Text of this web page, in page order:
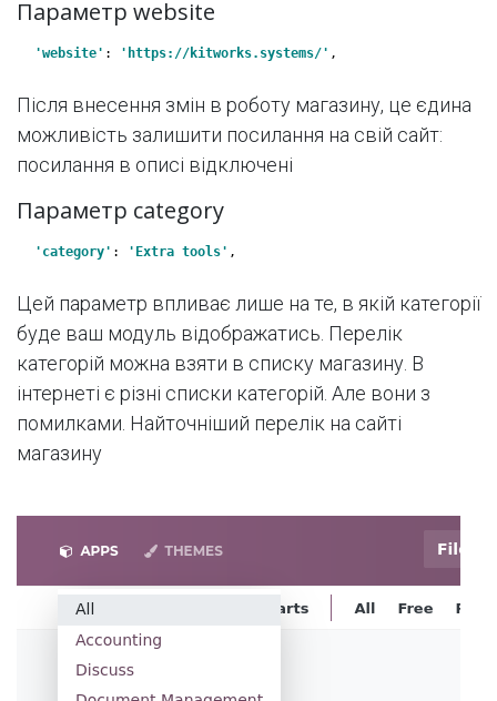
Параметр website
'website' : 'https://kitworks.systems/' ,
Після внесення змін в роботу магазину, це єдина
можливість залишити посилання на свій сайт:
посилання в описі відключені
Параметр category
'category' : 'Extra tools' ,
Цей параметр впливає лише на те, в якій категорії
буде ваш модуль відображатись. Перелік
категорій можна взяти в списку магазину. В
інтернеті є різні списки категорій. Але вони з
помилками. Найточніший перелік на сайті
магазину